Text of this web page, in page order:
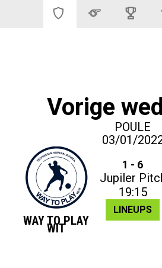
Vorige
POULE
03/01/
WAY TO PLAY
WIT
1 - 6
Jupiler
19:15
LINEUPS